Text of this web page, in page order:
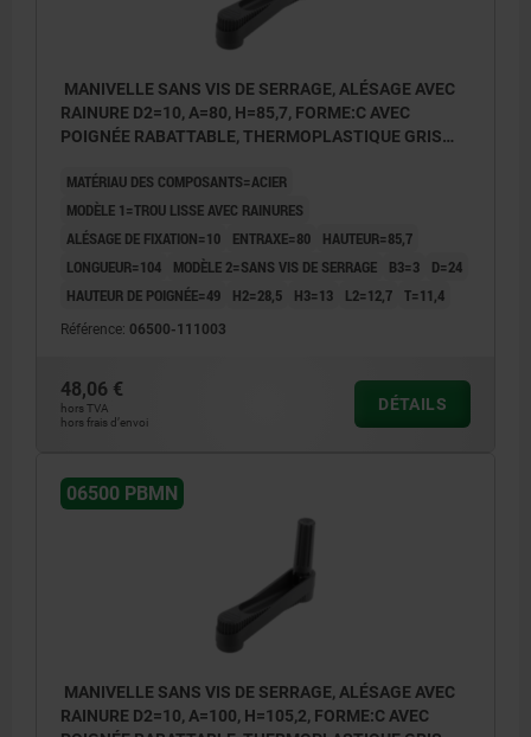
MANIVELLE SANS VIS DE SERRAGE, ALÉSAGE AVEC
RAINURE D2=10, A=80, H=85,7, FORME:C AVEC
POIGNÉE RABATTABLE, THERMOPLASTIQUE GRIS
MATÉRIAU DES COMPOSANTS=ACIER
MODÈLE 1=TROU LISSE AVEC RAINURES
ALÉSAGE DE FIXATION=10
ENTRAXE=80
HAUTEUR=85,7
LONGUEUR=104
MODÈLE 2=SANS VIS DE SERRAGE B3=3
D=24
HAUTEUR DE POIGNÉE=49
H2=28,5 H3=13 L2=12,7 T=11,4
Référence: 06500-111003
48,06 €
hors TVA
hors frais d’envoi
DÉTAILS
06500 PBMN
MANIVELLE SANS VIS DE SERRAGE, ALÉSAGE AVEC
RAINURE D2=10, A=100, H=105,2, FORME:C AVEC